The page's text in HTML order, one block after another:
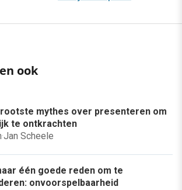
ook
mythes over presenteren om
te ontkrachten
·Jan Scheele
één goede reden om te
onvoorspelbaarheid